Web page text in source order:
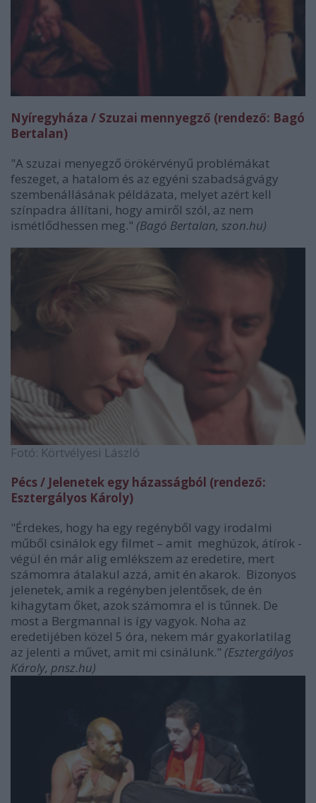
Nyíregyháza / Szuzai mennyegző (rendező: Bagó
Bertalan)
"A szuzai menyegző örökérvényű problémákat
feszeget, a hatalom és az egyéni szabadságvágy
szembenállásának példázata, melyet azért kell
színpadra állítani, hogy amiről szól, az nem
ismétlődhessen meg." (Bagó Bertalan, szon.hu)
Fotó: Körtvélyesi László
Pécs / Jelenetek egy házasságból (rendező:
Esztergályos Károly)
"Érdekes, hogy ha egy regényből vagy irodalmi
műből csinálok egy filmet – amit meghúzok, átírok -
végül én már alig emlékszem az eredetire, mert
számomra átalakul azzá, amit én akarok. Bizonyos
jelenetek, amik a regényben jelentősek, de én
kihagytam őket, azok számomra el is tűnnek. De
most a Bergmannal is így vagyok. Noha az
eredetijében közel 5 óra, nekem már gyakorlatilag
az jelenti a művet, amit mi csinálunk." (Esztergályos
Károly, pnsz.hu)